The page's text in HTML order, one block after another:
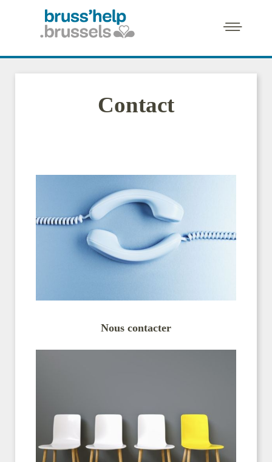
Contact
Nous contacter